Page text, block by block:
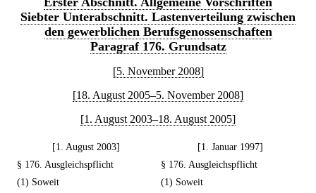
Siebter Unterabschnitt. Lastenverteilung zwischen
den gewerblichen Berufsgenossenschaften
Paragraf 176. Grundsatz
[5. November 2008]
[18. August 2005–5. November 2008]
[1. August 2003–18. August 2005]
[1. August 2003]
[1. Januar 1997]
§ 176. Ausgleichspflicht
§ 176. Ausgleichspflicht
(1) Soweit
(1) Soweit